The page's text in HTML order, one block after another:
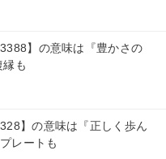
】の意味は『豊かさの
も
】の意味は『正しく歩ん
レートも